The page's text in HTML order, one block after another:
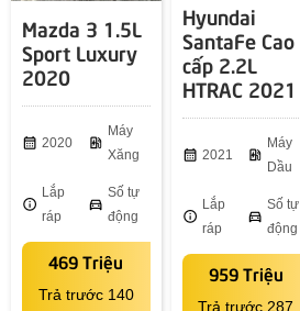
Mazda 3 1.5L
Sport Luxury
2020
calendar_month 2020 ev_station
Máy
Xăng
info
Lắp
ráp
directions_car
Số tự
động
469 Triệu
Trả trước 140
Hyundai
SantaFe Cao
cấp 2.2L
HTRAC 2021
calendar_month 2021 ev_station
Máy
Dầu
info
Lắp
ráp
directions_car
Số tự
động
959 Triệu
Trả trước 287